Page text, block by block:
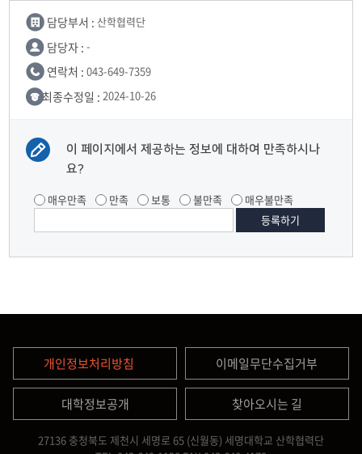
담당부서 : 산학협력단
담당자 : -
연락처 : 043-649-7359
최종수정일 : 2024-10-26
이 페이지에서 제공하는 정보에 대하여 만족하시나
요?
매우만족 만족 보통 불만족 매우불만족
개인정보처리방침 이메일무단수집거부
대학정보공개 찾아오시는 길
27136 충청북도 제천시 세명로 65 (신월동) 세명대학교 산학협력단